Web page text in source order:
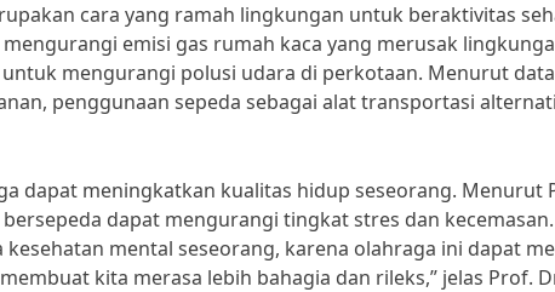
cara yang ramah lingkungan untuk beraktivitas
emisi gas rumah kaca yang merusak
mengurangi polusi udara di perkotaan. Menurut
penggunaan sepeda sebagai alat transportasi
dapat meningkatkan kualitas hidup seseorang. Menurut
dapat mengurangi tingkat stres dan
mental seseorang, karena olahraga ini dapat
kita merasa lebih bahagia dan rileks,” jelas Prof.